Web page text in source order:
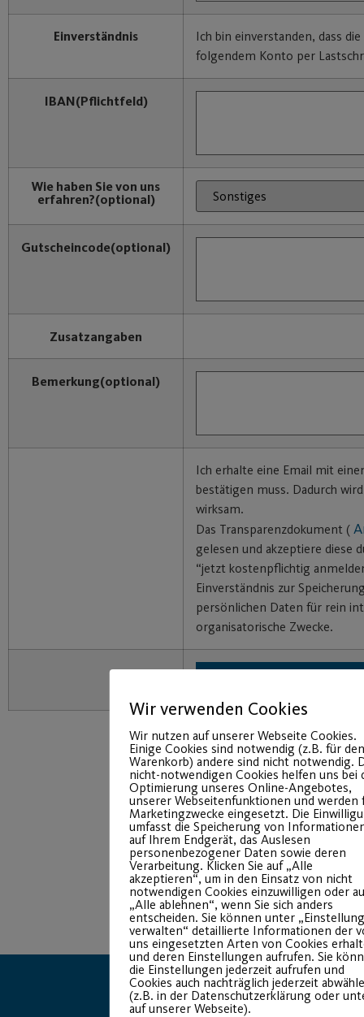
Einverständnis
Ich bin einverstanden, dass
folgendem Konto per
IBAN(Pflichtfeld)
Wie haben Sie von uns
erfahren?(optional)
Gutscheincode(optional)
Zusatzangaben
Bemerkung(optional)
Ich erhalte eine Email mit
bestätigen muss. Dadurch
wirksam.
Das Transparenzdokument (
gelesen und akzeptiere diese
“jetzt kostenpflichtig
Einverständnis zur
persönlichen Daten für rein
organisatorische Zwecke.
Wir verwenden Cookies
Wir nutzen auf unserer Webseite Cookies.
Einige Cookies sind notwendig (z.B. für den
Warenkorb) andere sind nicht notwendig.
nicht-notwendigen Cookies helfen uns bei
Optimierung unseres Online-Angebotes,
unserer Webseitenfunktionen und werden
Marketingzwecke eingesetzt. Die
umfasst die Speicherung von
auf Ihrem Endgerät, das Auslesen
personenbezogener Daten sowie deren
Verarbeitung. Klicken Sie auf „Alle
akzeptieren“, um in den Einsatz von nicht
notwendigen Cookies einzuwilligen oder
„Alle ablehnen“, wenn Sie sich anders
entscheiden. Sie können unter
verwalten“ detaillierte Informationen der
uns eingesetzten Arten von Cookies
und deren Einstellungen aufrufen. Sie
die Einstellungen jederzeit aufrufen und
Cookies auch nachträglich jederzeit
(z.B. in der Datenschutzerklärung oder
auf unserer Webseite).